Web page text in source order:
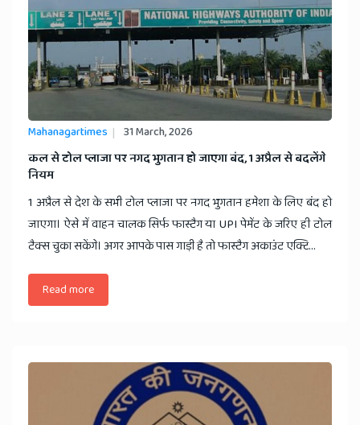
Mahanagartimes 31 March, 2026
​कल से टोल प्लाजा पर नगद भुगतान हो जाएगा बंद, 1 अप्रैल से बदलेंगे
नियम
1 अप्रैल से देश के सभी टोल प्लाजा पर नगद भुगतान हमेशा के लिए बंद हो
जाएगा। ऐसे में वाहन चालक सिर्फ फास्टैग या UPI पेमेंट के जरिए ही टोल
टैक्स चुका सकेंगे। अगर आपके पास गाड़ी है तो फास्टैग अकाउंट एक्टि...
Read more